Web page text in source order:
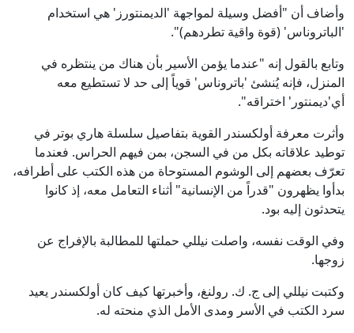
وأضاف أن "أفضل وسيلة لمواجهة 'الديمنتورز' هي استخدام
'الباتروناس' (قوة واقية تطردهم)".
وتابع بالقول إنه "عندما يؤمن الأسير بأن هناك من ينتظره في
المنزل، فإنه يُنشئ 'باتروناس' قوياً إلى حد لا تستطيع معه
أي'ديمنتور' اختراقه".
وأثرت معرفة أولكسندر القوية بتفاصيل سلسلة هاري بوتر في
توطيد علاقاته بكل من في السجن، بمن فيهم الحراس. فعندما
تعرّف بعضهم إلى الوشوم المستوحاة من هذه الكتب على أطرافه،
بدأوا يظهرون "قدراً من الإنسانية" أثناء التعامل معه، إذ كانوا
يتحدثون إليه بود.
وفي الوقت نفسه، واصلت نيللي حملتها للمطالبة بالإفراج عن
زوجها.
وكتبت نيللي إلى ج. ك. رولنغ، وأخبرتها كيف كان أولكسندر يعيد
سرد الكتب في الأسر ومدى الأمل الذي منحته له.